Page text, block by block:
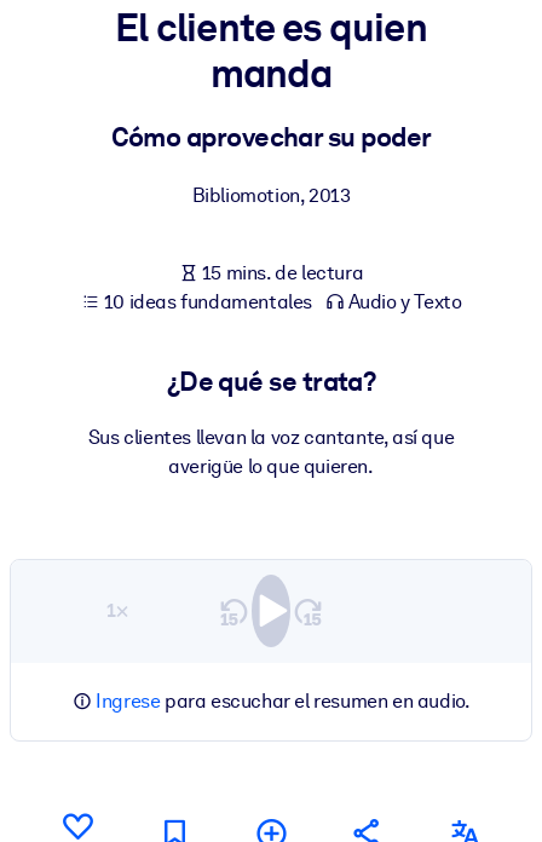
Integre conocimientos verificados y breves en su LMS/LXP para
obtener mejores resultados de aprendizaje.
Para bibliotecas corporativas
empresariales confiables y listos para usar.
Para sistemas de IA
estructurados para mejorar los resultados.
El cliente es quien
manda
Cómo aprovechar su poder
Bibliomotion,2013
15 mins. de lectura
10 ideas fundamentales
Audio y Texto
¿De qué se trata?
Sus clientes llevan la voz cantante, así que
averigüe lo que quieren.
1×
Ingresepara escuchar el resumen en audio.